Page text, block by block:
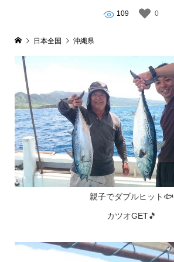
109 0
日本全国 沖縄県
親子でダブルヒット🐟
カツオGET🎵